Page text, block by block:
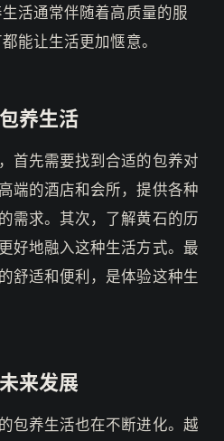
生活通常伴随着高质量的服
能让生活更加惬意。
养生活
首先需要找到合适的包养对
端的酒店和会所，提供各种
需求。其次，了解黄石的历
好地融入这种生活方式。最
舒适和便利，是体验这种生
来发展
包养生活也在不断进化。越